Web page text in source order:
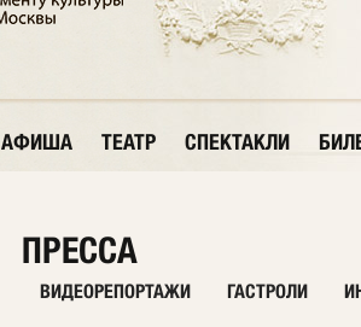
АФИША ТЕАТР СПЕКТАКЛИ
ПРЕССА
ВИДЕОРЕПОРТАЖИ ГАСТРОЛИ